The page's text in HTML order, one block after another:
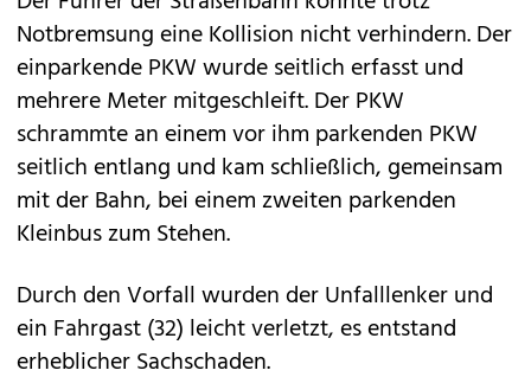
Notbremsung eine Kollision nicht verhindern. Der
einparkende PKW wurde seitlich erfasst und
mehrere Meter mitgeschleift. Der PKW
schrammte an einem vor ihm parkenden PKW
seitlich entlang und kam schließlich, gemeinsam
mit der Bahn, bei einem zweiten parkenden
Kleinbus zum Stehen.
Durch den Vorfall wurden der Unfalllenker und
ein Fahrgast (32) leicht verletzt, es entstand
erheblicher Sachschaden.